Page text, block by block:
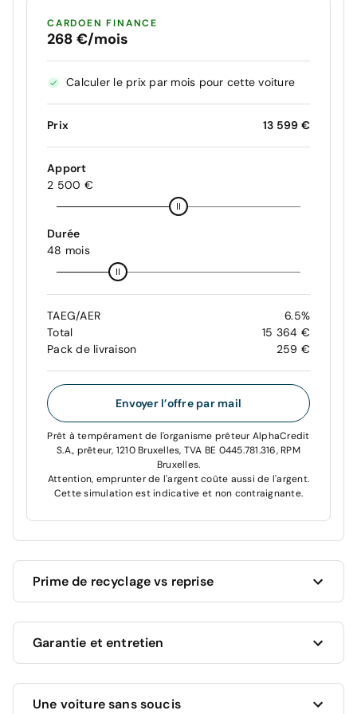
CARDOEN FINANCE
268 €/mois
Calculer le prix par mois pour cette voiture
Prix 13 599 €
Apport
2 500 €
Durée
48 mois
TAEG/AER
6.5%
Total
15 364 €
Pack de livraison
259 €
Envoyer l’offre par mail
Prêt à tempérament de l'organisme prêteur AlphaCredit
S.A., prêteur, 1210 Bruxelles, TVA BE 0445.781.316, RPM
Bruxelles.
Attention, emprunter de l'argent coûte aussi de l'argent.
Cette simulation est indicative et non contraignante.
Prime de recyclage vs reprise
votre voiture actuelle !
Vous souhaitez revendre votre voiture actuelle ?
Nous vous proposons la valeur marchande la plus
élevée, en fonction de son âge, kilométrage et état.
Garantie et entretien
Ce véhicule bénéficie d'une garantie complète de 12
Une voiture sans soucis